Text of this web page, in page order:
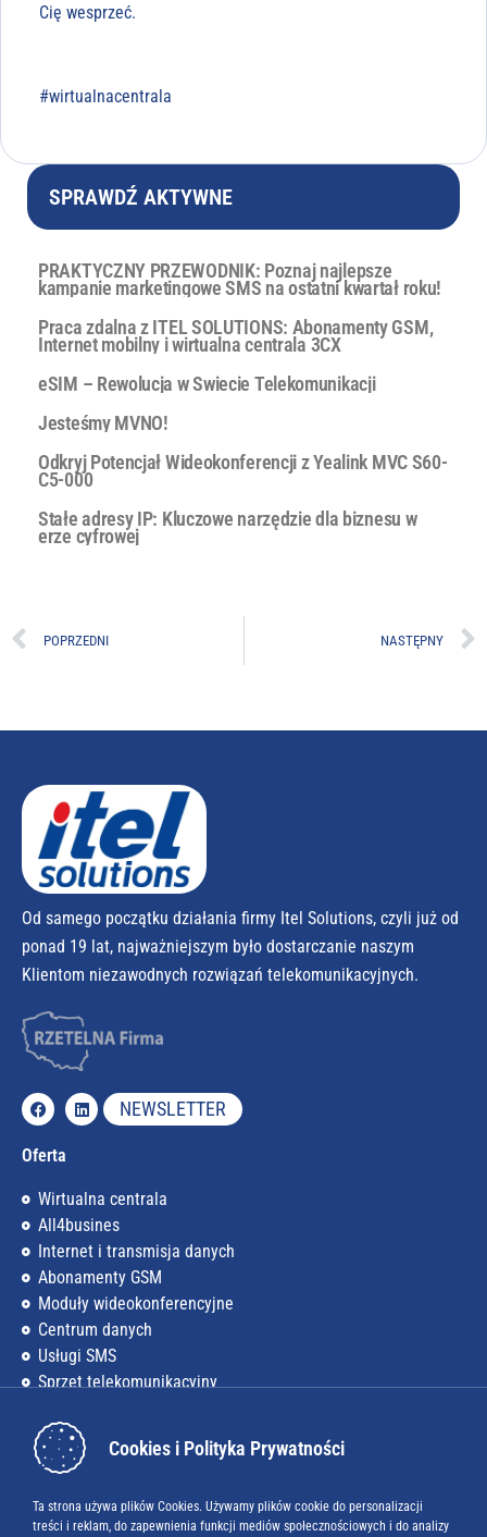
Cię wesprzeć.
#wirtualnacentrala
SPRAWDŹ AKTYWNE
PRAKTYCZNY PRZEWODNIK: Poznaj najlepsze
kampanie marketingowe SMS na ostatni kwartał roku!
Praca zdalna z ITEL SOLUTIONS: Abonamenty GSM,
Internet mobilny i wirtualna centrala 3CX
eSIM – Rewolucja w Świecie Telekomunikacji
Jesteśmy MVNO!
Odkryj Potencjał Wideokonferencji z Yealink MVC S60-
C5-000
Stałe adresy IP: Kluczowe narzędzie dla biznesu w
erze cyfrowej
POPRZEDNI NASTĘPNY
Od samego początku działania firmy Itel Solutions, czyli już od
ponad 19 lat, najważniejszym było dostarczanie naszym
Klientom niezawodnych rozwiązań telekomunikacyjnych.
NEWSLETTER
Oferta
Wirtualna centrala
All4busines
Internet i transmisja danych
Abonamenty GSM
Moduły wideokonferencyjne
Centrum danych
Usługi SMS
Sprzęt telekomunikacyjny
Firma
O nas
Cookies i Polityka Prywatności
Ta strona używa plików Cookies. Używamy plików cookie do personalizacji
treści i reklam, do zapewnienia funkcji mediów społecznościowych i do analizy